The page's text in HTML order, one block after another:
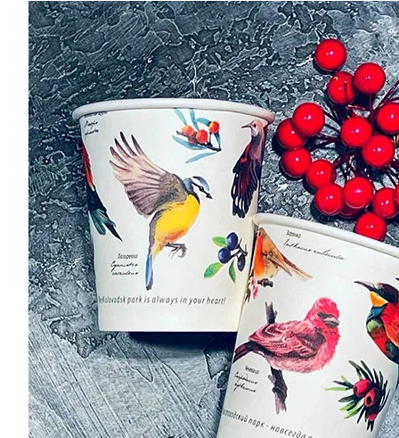
Посмотритепримеры